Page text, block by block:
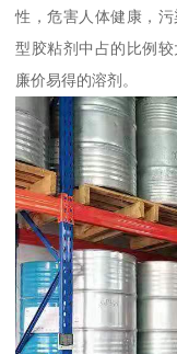
性，危害人体健康，
型胶粘剂中占的比例
廉价易得的溶剂。